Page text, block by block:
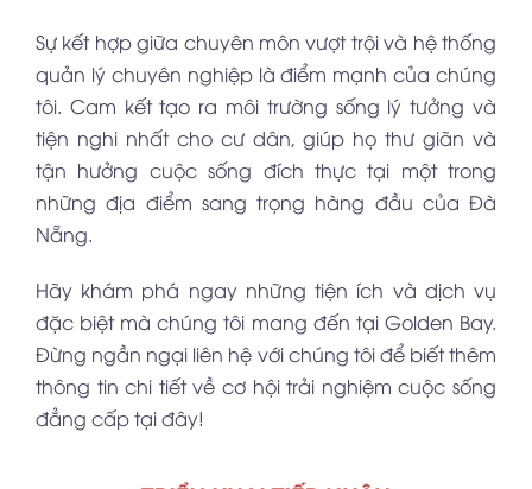
Sự kết hợp giữa chuyên môn vượt trội và hệ thống
quản lý chuyên nghiệp là điểm mạnh của chúng
tôi. Cam kết tạo ra môi trường sống lý tưởng và
tiện nghi nhất cho cư dân, giúp họ thư giãn và
tận hưởng cuộc sống đích thực tại một trong
những địa điểm sang trọng hàng đầu của Đà
Nẵng.
Hãy khám phá ngay những tiện ích và dịch vụ
đặc biệt mà chúng tôi mang đến tại Golden Bay.
Đừng ngần ngại liên hệ với chúng tôi để biết thêm
thông tin chi tiết về cơ hội trải nghiệm cuộc sống
đẳng cấp tại đây!